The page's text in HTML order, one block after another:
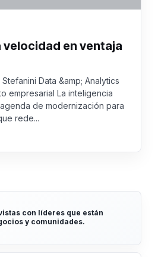
velocidad en ventaja
Data &amp; Analytics
empresarial La inteligencia
de modernización para
rede...
con líderes que están
y comunidades.